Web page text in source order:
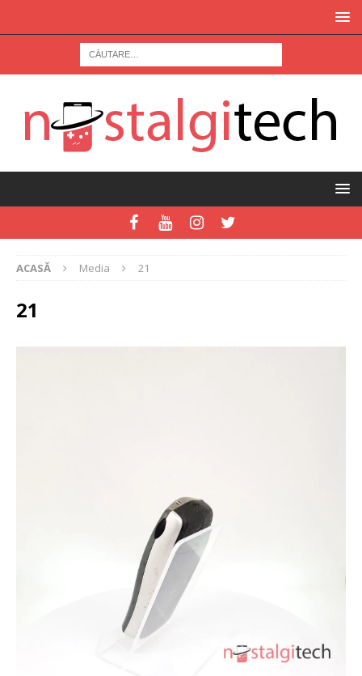
ACASĂ Media 21
21